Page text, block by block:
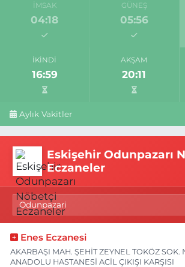
İMSAK
04:18
GÜNEŞ
05:56
İKINDI
16:59
AKŞAM
20:11
Aylık Vakitler
Eskişehir Odunpazarı
Eczaneler
Enes Eczanesi
AKARBAŞI MAH. ŞEHİT ZEYNEL TOKÖZ SOK.
ANADOLU HASTANESİ ACİL ÇIKIŞI KARŞISI